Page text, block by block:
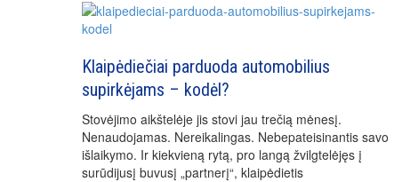
Klaipėdiečiai parduoda automobilius
supirkėjams – kodėl?
Stovėjimo aikštelėje jis stovi jau trečią mėnesį.
Nenaudojamas. Nereikalingas. Nebepateisinantis savo
išlaikymo. Ir kiekvieną rytą, pro langą žvilgtelėjęs į
surūdijusį buvusį „partnerį“, klaipėdietis